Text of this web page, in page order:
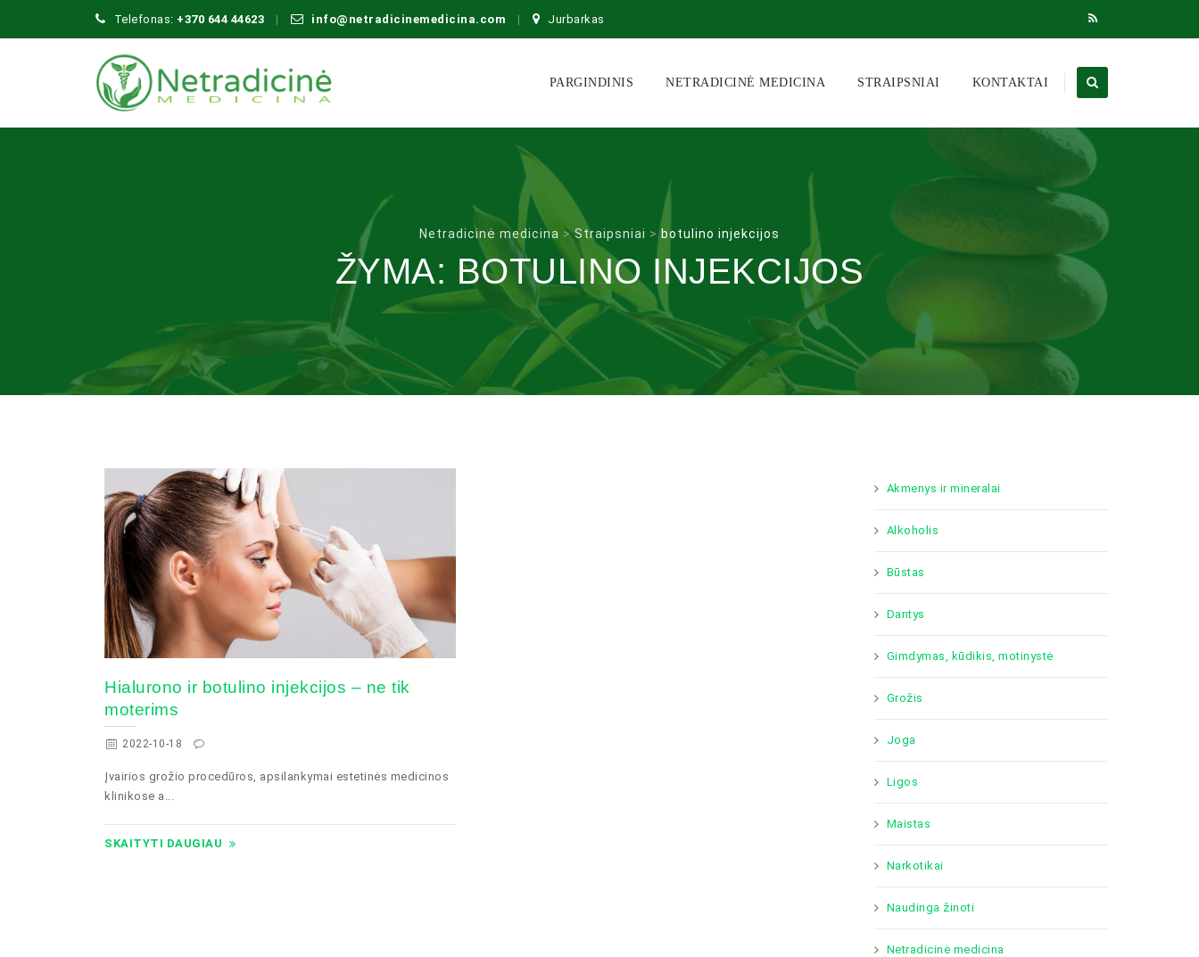
Telefonas: +370 644 44623 info@netradicinemedicina.com Jurbarkas
content
PARGINDINIS NETRADICINĖ MEDICINA STRAIPSNIAI KONTAKTAI
Netradicinė medicina >Straipsniai > botulino injekcijos
ŽYMA: BOTULINO INJEKCIJOS
​​Hialurono ir botulino injekcijos – ne tik
moterims
2022-10-18
Įvairios grožio procedūros, apsilankymai estetinės medicinos
klinikose a...
SKAITYTI DAUGIAU
Akmenys ir mineralai
Alkoholis
Būstas
Dantys
Gimdymas, kūdikis, motinystė
Grožis
Joga
Ligos
Maistas
Narkotikai
Naudinga žinoti
Netradicinė medicina